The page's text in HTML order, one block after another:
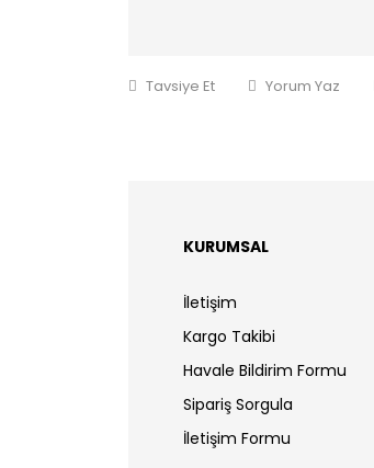
Tavsiye Et Yorum Yaz
KURUMSAL
İletişim
Kargo Takibi
Havale Bildirim Formu
Sipariş Sorgula
İletişim Formu